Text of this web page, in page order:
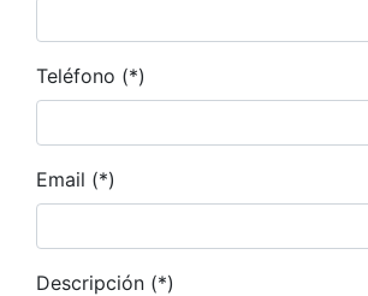
Teléfono (*)
Email (*)
Descripción (*)